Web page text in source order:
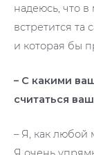
надеюсь, что в
встретится
и которая бы
– С какими
считаться
– Я, как любой